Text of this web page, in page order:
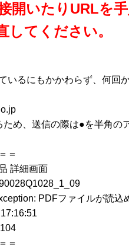
開いたりURLを
してください。
いるにもかかわらず、何回
め、送信の際は●を半角の
＝
細画面
PDFファイルが読込
＝